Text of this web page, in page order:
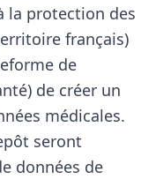
la protection des
français)
de
de créer un
médicales.
seront
données de